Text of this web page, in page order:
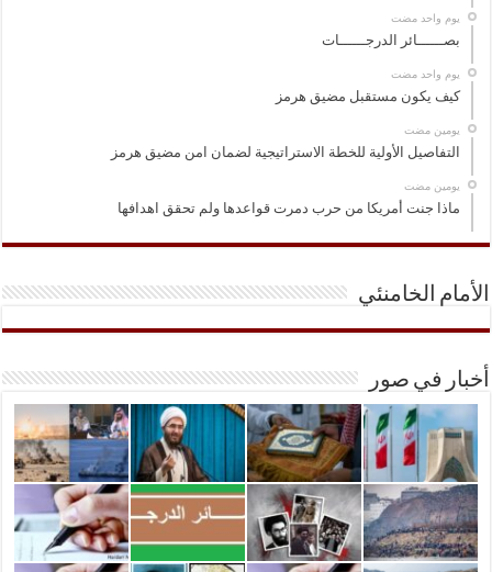
‏يوم واحد مضت
بصــــــائر الدرجــــــات
‏يوم واحد مضت
كيف يكون مستقبل مضيق هرمز
‏يومين مضت
التفاصيل الأولية للخطة الاستراتيجية لضمان امن مضيق هرمز
‏يومين مضت
ماذا جنت أمريكا من حرب دمرت قواعدها ولم تحقق اهدافها
الأمام الخامنئي
أخبار في صور